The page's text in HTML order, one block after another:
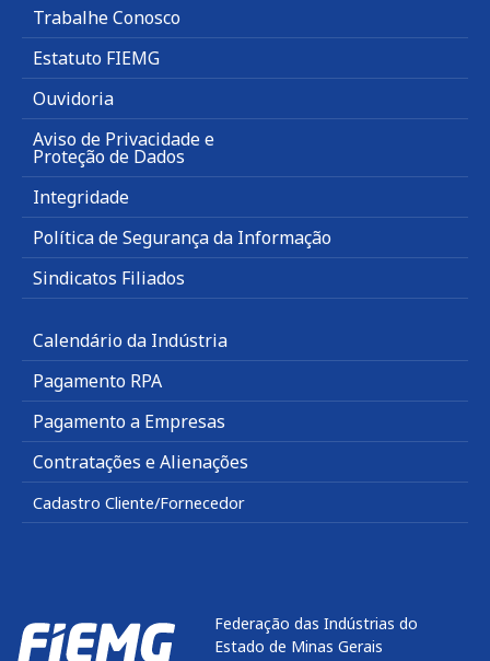
Trabalhe Conosco
Estatuto FIEMG
Ouvidoria
Aviso de Privacidade e
Proteção de Dados
Integridade
Política de Segurança da Informação
Sindicatos Filiados
Calendário da Indústria
Pagamento RPA
Pagamento a Empresas
Contratações e Alienações
Cadastro Cliente/Fornecedor
Federação das Indústrias do
Estado de Minas Gerais